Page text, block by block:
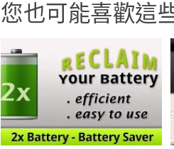
您也可能喜歡這